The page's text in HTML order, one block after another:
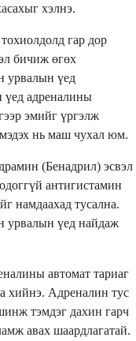
хэлнэ.
гар дор
бичиж өгөх
урвалын үед
үед адреналины
эмийг үргэлж
мэдэх нь маш чухал юм.
(Бенадрил) эсвэл
антигистамин
намдаахад тусална.
урвалын үед найдаж
автомат тариаг
хийнэ. Адреналин тус
тэмдэг дахин гарч
авах шаардлагатай.